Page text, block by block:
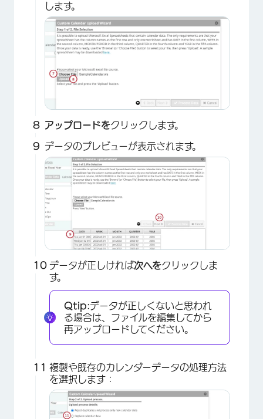
×
します。
アップロードをクリックします。
データのプレビューが表示されます。
データが正しければ次へをクリックしま
す。
Qtip:データが正しくないと思われ
る場合は、ファイルを編集してから
再アップロードしてください。
複製や既存のカレンダーデータの処理方法
を選択します：